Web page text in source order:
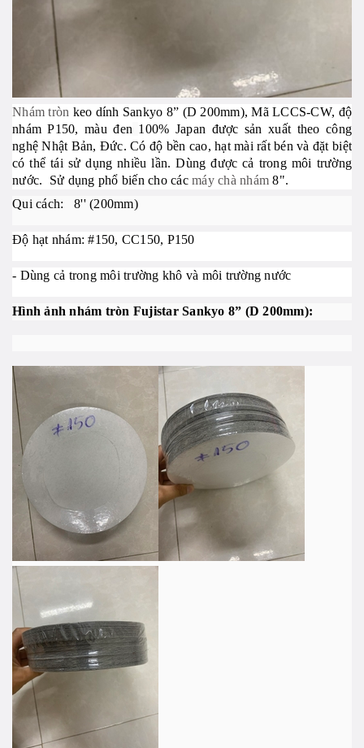
Nhám tròn keo dính Sankyo 8” (D 200mm), Mã LCCS-CW, độ
nhám P150, màu đen 100% Japan được sản xuất theo công
nghệ Nhật Bản, Đức. Có độ bền cao, hạt mài rất bén và đặt biệt
có thể tái sử dụng nhiều lần. Dùng được cả trong môi trường
nước.
Sử dụng phổ biến cho các máy chà nhám 8".
Qui cách: 8'' (200mm)
Độ hạt nhám: #150, CC150, P150
- Dùng cả trong môi trường khô và môi trường nước
Hình ảnh nhám tròn Fujistar Sankyo 8” (D 200mm):